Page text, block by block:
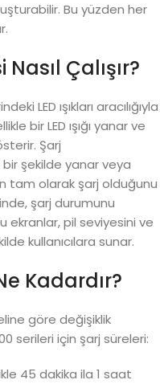
Bu yüzden her
Çalışır?
LED ışıkları aracılığıyla
bir LED ışığı yanar ve
Şarj
bir şekilde yanar veya
tam olarak şarj olduğunu
şarj durumunu
ekranlar, pil seviyesini ve
kullanıcılara sunar.
Kadardır?
göre değişiklik
serileri için şarj süreleri:
45 dakika ila 1 saat